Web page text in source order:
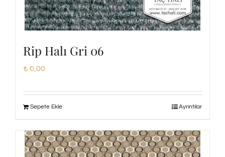
Rip Halı Gri 06
₺0,00
Sepete Ekle Ayrıntılar